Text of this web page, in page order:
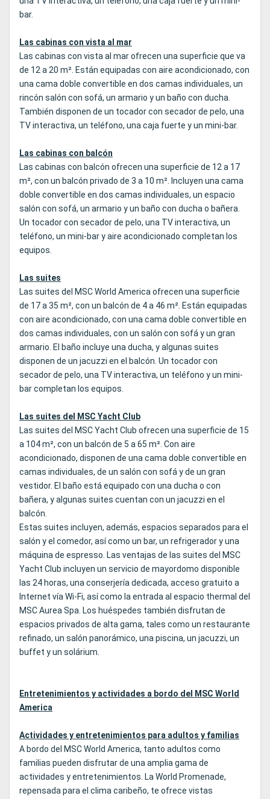
bar.
Las cabinas con vista al mar
Las cabinas con vista al mar ofrecen una superficie que va
de 12 a 20 m². Están equipadas con aire acondicionado, con
una cama doble convertible en dos camas individuales, un
rincón salón con sofá, un armario y un baño con ducha.
También disponen de un tocador con secador de pelo, una
TV interactiva, un teléfono, una caja fuerte y un mini-bar.
Las cabinas con balcón
Las cabinas con balcón ofrecen una superficie de 12 a 17
m², con un balcón privado de 3 a 10 m². Incluyen una cama
doble convertible en dos camas individuales, un espacio
salón con sofá, un armario y un baño con ducha o bañera.
Un tocador con secador de pelo, una TV interactiva, un
teléfono, un mini-bar y aire acondicionado completan los
equipos.
Las suites
Las suites del MSC World America ofrecen una superficie
de 17 a 35 m², con un balcón de 4 a 46 m². Están equipadas
con aire acondicionado, con una cama doble convertible en
dos camas individuales, con un salón con sofá y un gran
armario. El baño incluye una ducha, y algunas suites
disponen de un jacuzzi en el balcón. Un tocador con
secador de pelo, una TV interactiva, un teléfono y un mini-
bar completan los equipos.
Las suites del MSC Yacht Club
Las suites del MSC Yacht Club ofrecen una superficie de 15
a 104 m², con un balcón de 5 a 65 m². Con aire
acondicionado, disponen de una cama doble convertible en
camas individuales, de un salón con sofá y de un gran
vestidor. El baño está equipado con una ducha o con
bañera, y algunas suites cuentan con un jacuzzi en el
balcón.
Estas suites incluyen, además, espacios separados para el
salón y el comedor, así como un bar, un refrigerador y una
máquina de espresso. Las ventajas de las suites del MSC
Yacht Club incluyen un servicio de mayordomo disponible
las 24 horas, una conserjería dedicada, acceso gratuito a
Internet vía Wi-Fi, así como la entrada al espacio thermal del
MSC Aurea Spa. Los huéspedes también disfrutan de
espacios privados de alta gama, tales como un restaurante
refinado, un salón panorámico, una piscina, un jacuzzi, un
buffet y un solárium.
Entretenimientos y actividades a bordo del MSC World
America
Actividades y entretenimientos para adultos y familias
A bordo del MSC World America, tanto adultos como
familias pueden disfrutar de una amplia gama de
actividades y entretenimientos. La World Promenade,
repensada para el clima caribeño, te ofrece vistas